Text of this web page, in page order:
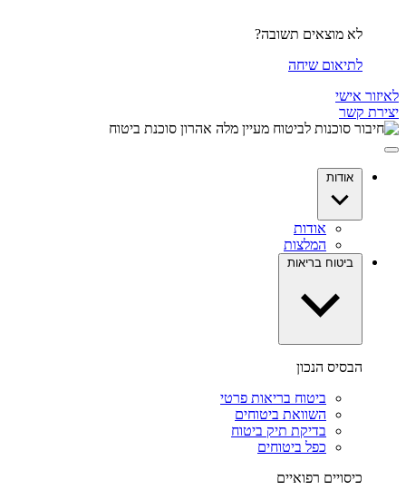
לא מוצאים תשובה?
לתיאום שיחה
לאיזור אישי
יצירת קשר
אודות
אודות
המלצות
ביטוח בריאות
הבסיס הנכון
ביטוח בריאות פרטי
השוואת ביטוחים
בדיקת תיק ביטוח
כפל ביטוחים
כיסויים רפואיים